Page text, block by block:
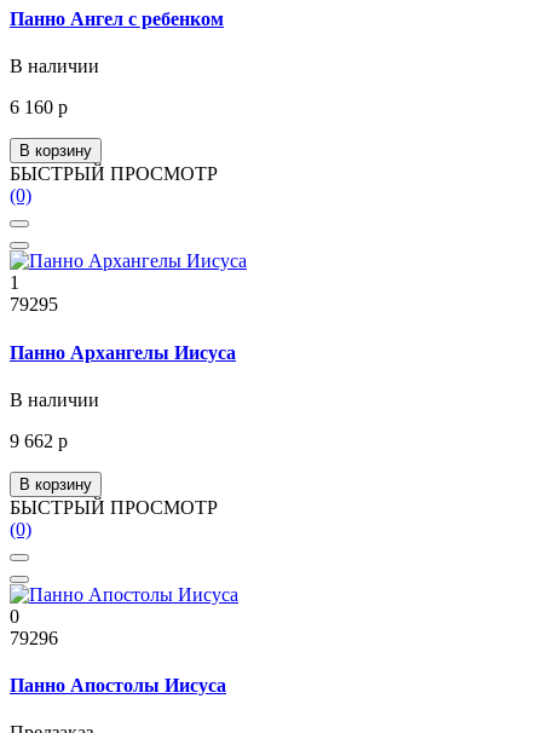
Панно Ангел с ребенком
В наличии
6 160 р
В корзину
БЫСТРЫЙ ПРОСМОТР
(0)
1
79295
Панно Архангелы Иисуса
В наличии
9 662 р
В корзину
БЫСТРЫЙ ПРОСМОТР
(0)
0
79296
Панно Апостолы Иисуса